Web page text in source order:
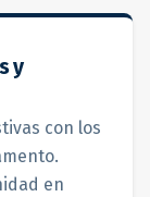
y
con los
en